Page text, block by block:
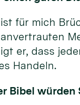
für mich
er, dass
Handeln.
Bibel